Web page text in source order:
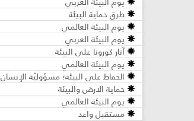
طرق حماية البيئة
يوم البيئة العالمي
يوم البيئة العربي
آثار كورونا على البيئة
يوم البيئة العالمي
الحفاظ على البيئة؛ مسؤوليّة الإنسان
حماية الارض والبيئة
يوم البيئة العالمي
مستقبل واعد